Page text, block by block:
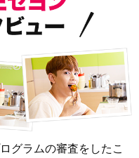
グラムの審査をしたこ